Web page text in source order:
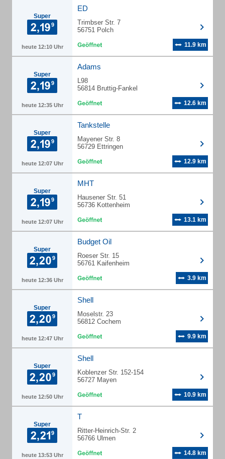
Super
heute 12:10 Uhr
ED
Trimbser Str. 7
56751 Polch
11.9 km
Super
heute 12:35 Uhr
Adams
L98
56814 Bruttig-Fankel
12.6 km
Super
heute 12:07 Uhr
Tankstelle
Mayener Str. 8
56729 Ettringen
12.9 km
Super
heute 12:07 Uhr
MHT
Hausener Str. 51
56736 Kottenheim
13.1 km
Super
heute 12:36 Uhr
Budget Oil
Roeser Str. 15
56761 Kaifenheim
3.9 km
Super
heute 12:47 Uhr
Shell
Moselstr. 23
56812 Cochem
9.9 km
Super
heute 12:50 Uhr
Shell
Koblenzer Str. 152-154
56727 Mayen
10.9 km
Super
heute 13:53 Uhr
T
Ritter-Heinrich-Str. 2
56766 Ulmen
14.8 km